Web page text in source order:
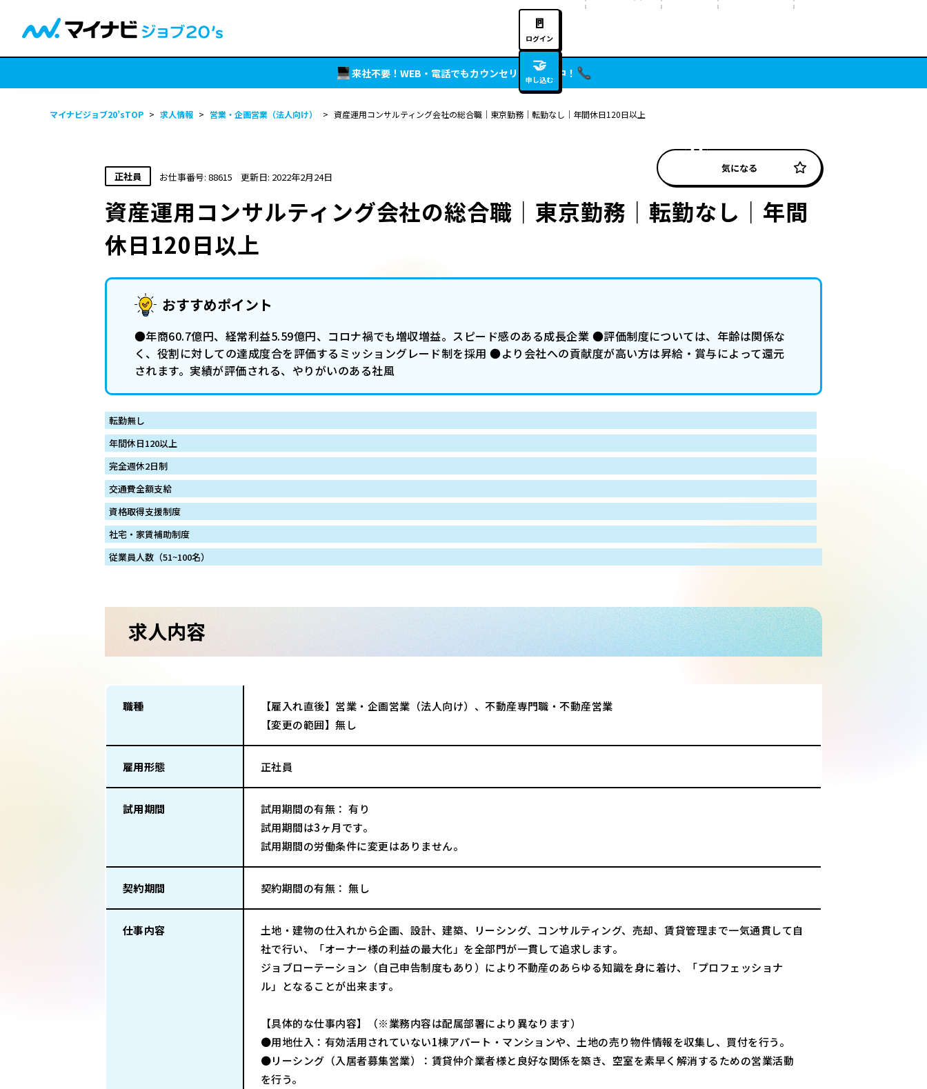
🚪
ログイン
🤝
申し込む
来社不要！WEB・電話でもカウンセリング実施中！
マイナビジョブ20’sTOP > 求人情報 > 営業・企画営業（法人向け） > 資産運用コンサルティング会社の総合職｜東京勤務｜転勤なし｜年間休日120日以上
正社員 お仕事番号: 88615 更新日: 2022年2月24日
気になる
資産運用コンサルティング会社の総合職｜東京勤務｜転勤なし｜年間
休日120日以上
おすすめポイント
●年商60.7億円、経常利益5.59億円、コロナ禍でも増収増益。スピード感のある成長企業 ●評価制度については、年齢は関係な
く、役割に対しての達成度合を評価するミッショングレード制を採用 ●より会社への貢献度が高い方は昇給・賞与によって還元
されます。実績が評価される、やりがいのある社風
転勤無し
年間休日120以上
完全週休2日制
交通費全額支給
資格取得支援制度
社宅・家賃補助制度
従業員人数（51~100名）
求人内容
職種
【雇入れ直後】営業・企画営業（法人向け）、不動産専門職・不動産営業
【変更の範囲】無し
雇用形態 正社員
試用期間
試用期間の有無： 有り
試用期間は3ヶ月です。
試用期間の労働条件に変更はありません。
契約期間 契約期間の有無： 無し
仕事内容
土地・建物の仕入れから企画、設計、建築、リーシング、コンサルティング、売却、賃貸管理まで一気通貫して自
社で行い、「オーナー様の利益の最大化」を全部門が一貫して追求します。
ジョブローテーション（自己申告制度もあり）により不動産のあらゆる知識を身に着け、「プロフェッショナ
ル」となることが出来ます。
【具体的な仕事内容】（※業務内容は配属部署により異なります）
●用地仕入：有効活用されていない1棟アパート・マンションや、土地の売り物件情報を収集し、買付を行う。
●リーシング（入居者募集営業）：賃貸仲介業者様と良好な関係を築き、空室を素早く解消するための営業活動
を行う。